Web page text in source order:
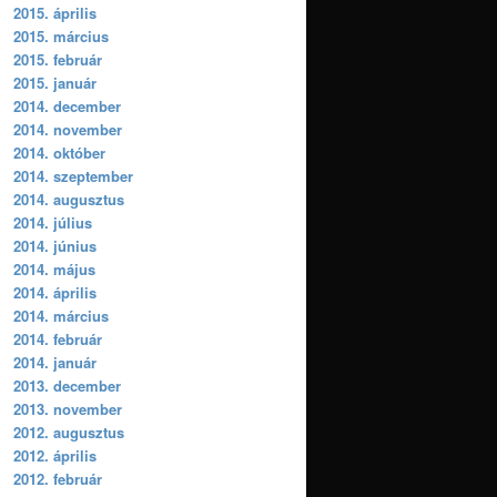
2015. április
2015. március
2015. február
2015. január
2014. december
2014. november
2014. október
2014. szeptember
2014. augusztus
2014. július
2014. június
2014. május
2014. április
2014. március
2014. február
2014. január
2013. december
2013. november
2012. augusztus
2012. április
2012. február